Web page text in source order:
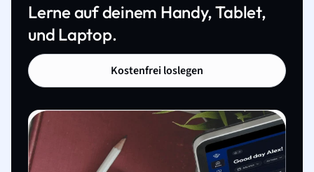
Lerne auf deinem Handy, Tablet,
und Laptop.
Kostenfrei loslegen